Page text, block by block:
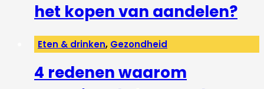
het kopen van aandelen?
Eten & drinken, Gezondheid
4 redenen waarom